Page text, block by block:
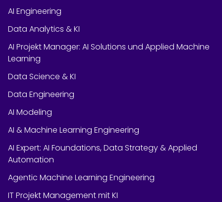
AI Engineering
Data Analytics & KI
AI Projekt Manager: AI Solutions und Applied Machine
Learning
Data Science & KI
Data Engineering
AI Modeling
AI & Machine Learning Engineering
AI Expert: AI Foundations, Data Strategy & Applied
Automation
Agentic Machine Learning Engineering
IT Projekt Management mit KI